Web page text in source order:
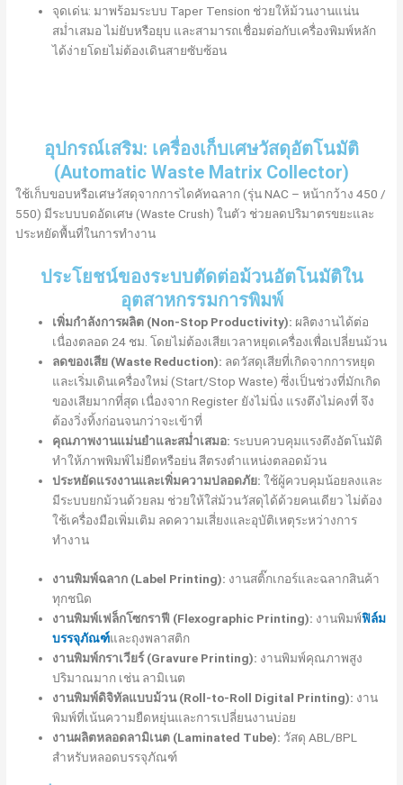
จุดเด่น: มาพร้อมระบบ Taper Tension ช่วยให้ม้วนงานแน่น
สม่ำเสมอ ไม่ยับหรือยุบ และสามารถเชื่อมต่อกับเครื่องพิมพ์หลัก
ได้ง่ายโดยไม่ต้องเดินสายซับซ้อน
อุปกรณ์เสริม: เครื่องเก็บเศษวัสดุอัตโนมัติ
(Automatic Waste Matrix Collector)
ใช้เก็บขอบหรือเศษวัสดุจากการไดคัทฉลาก (รุ่น NAC – หน้ากว้าง 450 /
550) มีระบบบดอัดเศษ (Waste Crush) ในตัว ช่วยลดปริมาตรขยะและ
ประหยัดพื้นที่ในการทำงาน
ประโยชน์ของระบบตัดต่อม้วนอัตโนมัติใน
อุตสาหกรรมการพิมพ์
เพิ่มกำลังการผลิต (Non-Stop Productivity): ผลิตงานได้ต่อ
เนื่องตลอด 24 ชม. โดยไม่ต้องเสียเวลาหยุดเครื่องเพื่อเปลี่ยนม้วน
ลดของเสีย (Waste Reduction): ลดวัสดุเสียที่เกิดจากการหยุด
และเริ่มเดินเครื่องใหม่ (Start/Stop Waste) ซึ่งเป็นช่วงที่มักเกิด
ของเสียมากที่สุด เนื่องจาก Register ยังไม่นิ่ง แรงตึงไม่คงที่ จึง
ต้องวิ่งทิ้งก่อนจนกว่าจะเข้าที่
คุณภาพงานแม่นยำและสม่ำเสมอ: ระบบควบคุมแรงตึงอัตโนมัติ
ทำให้ภาพพิมพ์ไม่ยืดหรือย่น สีตรงตำแหน่งตลอดม้วน
ประหยัดแรงงานและเพิ่มความปลอดภัย: ใช้ผู้ควบคุมน้อยลงและ
มีระบบยกม้วนด้วยลม ช่วยให้ใส่ม้วนวัสดุได้ด้วยคนเดียว ไม่ต้อง
ใช้เครื่องมือเพิ่มเติม ลดความเสี่ยงและอุบัติเหตุระหว่างการ
ทำงาน
งานพิมพ์ฉลาก (Label Printing): งานสติ๊กเกอร์และฉลากสินค้า
ทุกชนิด
งานพิมพ์เฟล็กโซกราฟี (Flexographic Printing): งานพิมพ์ฟิล์ม
บรรจุภัณฑ์และถุงพลาสติก
งานพิมพ์กราเวียร์ (Gravure Printing): งานพิมพ์คุณภาพสูง
ปริมาณมาก เช่น ลามิเนต
งานพิมพ์ดิจิทัลแบบม้วน (Roll-to-Roll Digital Printing): งาน
พิมพ์ที่เน้นความยืดหยุ่นและการเปลี่ยนงานบ่อย
งานผลิตหลอดลามิเนต (Laminated Tube): วัสดุ ABL/BPL
สำหรับหลอดบรรจุภัณฑ์